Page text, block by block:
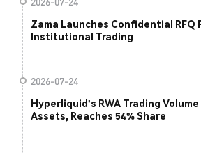
Zama Launches Confidential
Institutional Trading
2026-07-24
Hyperliquid's RWA Trading
Assets, Reaches 54% Share